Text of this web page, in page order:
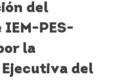
del
PES-
la
del